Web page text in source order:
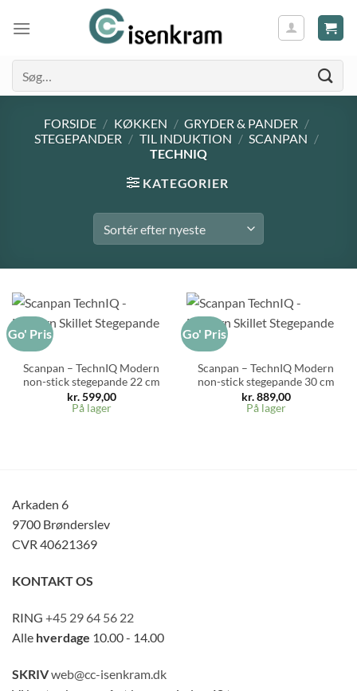
efter:
FORSIDE / KØKKEN / GRYDER & PANDER /
STEGEPANDER / TIL INDUKTION / SCANPAN /
TECHNIQ
KATEGORIER
Go' Pris
Scanpan – TechnIQ Modern
non-stick stegepande 22 cm
kr.599,00
På lager
Go' Pris
Scanpan – TechnIQ Modern
non-stick stegepande 30 cm
kr.889,00
På lager
Arkaden 6
9700 Brønderslev
CVR 40621369
KONTAKT OS
RING +45 29 64 56 22
Alle hverdage 10.00 - 14.00
SKRIVweb@cc-isenkram.dk